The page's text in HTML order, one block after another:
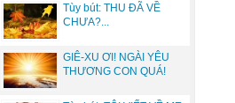
Tùy bút: THU ĐÃ VỀ
CHƯA?...
GIÊ-XU ƠI! NGÀI YÊU
THƯƠNG CON QUÁ!